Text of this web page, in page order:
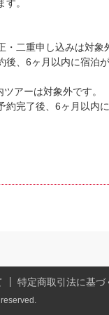
。
・二重申し込みは対象
後、6ヶ月以内に宿泊
アーは対象外です。
約完了後、6ヶ月以内
特定商取引法に基づ